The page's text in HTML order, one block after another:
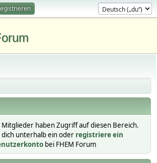
haben Zugriff auf diesen Bereich.
unterhalb ein oder registriere ein
bei FHEM Forum